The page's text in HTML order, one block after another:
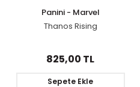
Panini - Marvel
Thanos Rising
825,00 TL
Sepete Ekle